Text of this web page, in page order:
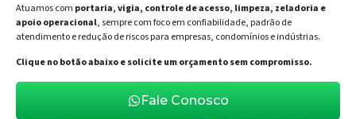
Atuamos com portaria, vigia, controle de acesso, limpeza, zeladoria e
apoio operacional, sempre com foco em confiabilidade, padrão de
atendimento e redução de riscos para empresas, condomínios e indústrias.
Clique no botão abaixo e solicite um orçamento sem compromisso.
Fale Conosco